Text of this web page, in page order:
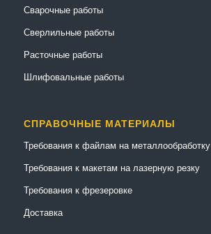
Сварочные работы
Сверлильные работы
Расточные работы
Шлифовальные работы
СПРАВОЧНЫЕ МАТЕРИАЛЫ
Требования к файлам на металлообработку
Требования к макетам на лазерную резку
Требования к фрезеровке
Доставка